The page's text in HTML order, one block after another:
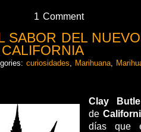
1 Comment
SABOR DEL NUEVO
curiosidades Marihuana
Clay
de
días que